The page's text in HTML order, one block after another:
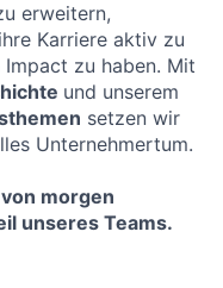
erweitern,
Karriere aktiv zu
zu haben. Mit
und unserem
setzen wir
Unternehmertum.
morgen
unseres Teams.